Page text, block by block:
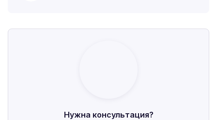
Нужна консультация?